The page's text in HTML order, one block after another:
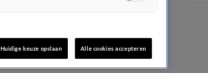
Huidige keuze opslaan Alle cookies accepteren